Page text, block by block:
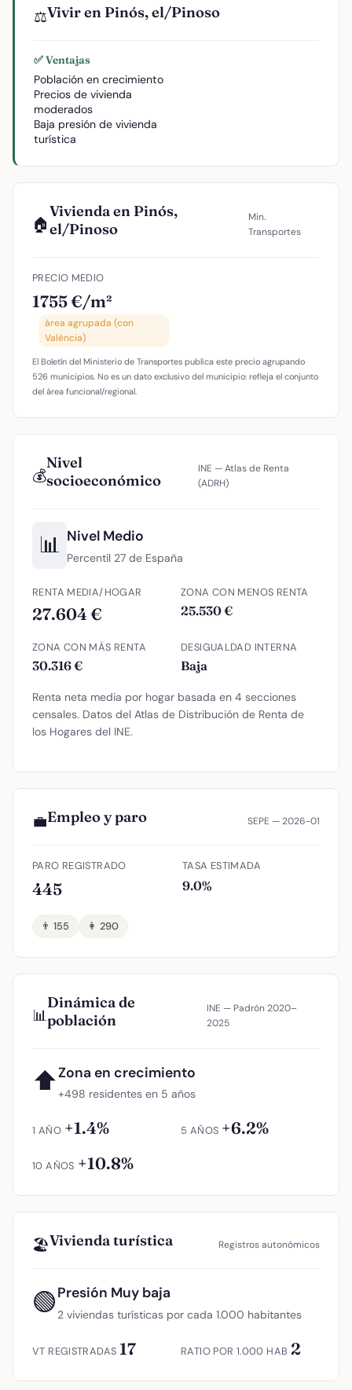
⚖️Vivir en Pinós, el/Pinoso
✅ Ventajas
Población en crecimiento
Precios de vivienda
moderados
Baja presión de vivienda
turística
🏠
Vivienda en Pinós,
el/Pinoso
Min.
Transportes
PRECIO MEDIO
1755 €/m²
área agrupada (con
València)
El Boletín del Ministerio de Transportes publica este precio agrupando
526 municipios. No es un dato exclusivo del municipio: refleja el conjunto
del área funcional/regional.
💰
Nivel
socioeconómico
INE — Atlas de Renta
(ADRH)
📊 Nivel Medio
Percentil 27 de España
RENTA MEDIA/HOGAR
27.604 €
ZONA CON MENOS RENTA
25.530 €
ZONA CON MÁS RENTA
30.316 €
DESIGUALDAD INTERNA
Baja
Renta neta media por hogar basada en 4 secciones
censales. Datos del Atlas de Distribución de Renta de
los Hogares del INE.
💼Empleo y paro SEPE — 2026-01
PARO REGISTRADO
445
TASA ESTIMADA
9.0%
👨 155 👩 290
📊
Dinámica de
población
INE — Padrón 2020–
2025
⬆Zona en crecimiento
+498 residentes en 5 años
1 AÑO +1.4% 5 AÑOS +6.2%
10 AÑOS +10.8%
🏖️Vivienda turística Registros autonómicos
🟢Presión Muy baja
2 viviendas turísticas por cada 1.000 habitantes
VT REGISTRADAS 17 RATIO POR 1.000 HAB 2